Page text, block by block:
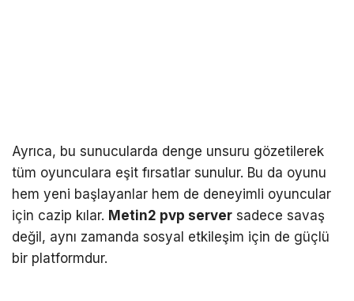
Ayrıca, bu sunucularda denge unsuru gözetilerek
tüm oyunculara eşit fırsatlar sunulur. Bu da oyunu
hem yeni başlayanlar hem de deneyimli oyuncular
için cazip kılar. Metin2 pvp server sadece savaş
değil, aynı zamanda sosyal etkileşim için de güçlü
bir platformdur.